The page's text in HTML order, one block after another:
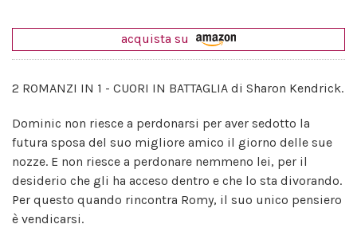
acquista su
2 ROMANZI IN 1 - CUORI IN BATTAGLIA di Sharon Kendrick.
Dominic non riesce a perdonarsi per aver sedotto la
futura sposa del suo migliore amico il giorno delle sue
nozze. E non riesce a perdonare nemmeno lei, per il
desiderio che gli ha acceso dentro e che lo sta divorando.
Per questo quando rincontra Romy, il suo unico pensiero
è vendicarsi.